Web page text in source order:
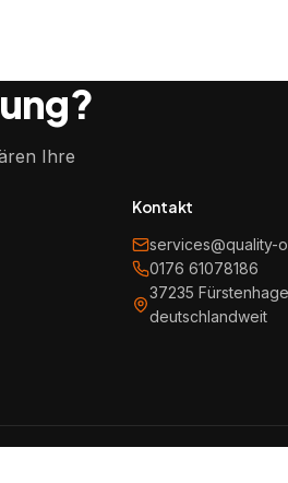
Ihre
Kontakt
services@quality-
0176 61078186
37235
deutschlandweit